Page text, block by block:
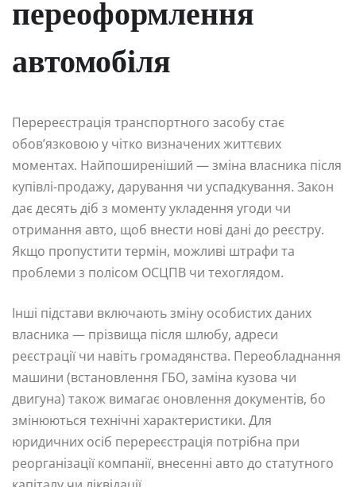
переоформлення
автомобіля
Перереєстрація транспортного засобу стає
обов’язковою у чітко визначених життєвих
моментах. Найпоширеніший — зміна власника після
купівлі-продажу, дарування чи успадкування. Закон
дає десять діб з моменту укладення угоди чи
отримання авто, щоб внести нові дані до реєстру.
Якщо пропустити термін, можливі штрафи та
проблеми з полісом ОСЦПВ чи техоглядом.
Інші підстави включають зміну особистих даних
власника — прізвища після шлюбу, адреси
реєстрації чи навіть громадянства. Переобладнання
машини (встановлення ГБО, заміна кузова чи
двигуна) також вимагає оновлення документів, бо
змінюються технічні характеристики. Для
юридичних осіб перереєстрація потрібна при
реорганізації компанії, внесенні авто до статутного